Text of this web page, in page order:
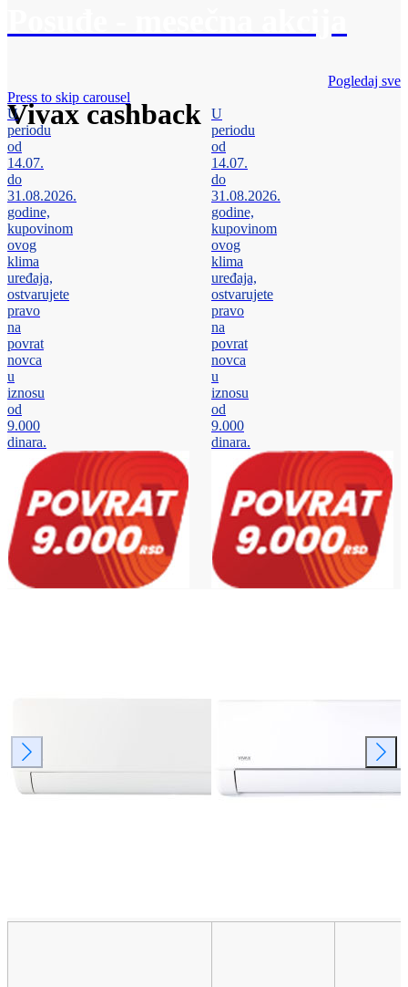
Vivax cashback
Pogledaj sve
Press to skip carousel
U
periodu
od
14.07.
do
31.08.2026.
godine,
kupovinom
ovog
klima
uređaja,
ostvarujete
pravo
na
povrat
novca
u
iznosu
od
9.000
dinara.
U
periodu
od
14.07.
do
31.08.2026.
godine,
kupovinom
ovog
klima
uređaja,
ostvarujete
pravo
na
povrat
novca
u
iznosu
od
9.000
dinara.